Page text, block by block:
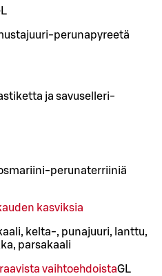
L
perunapyreetä
ja savuselleri-
perunaterriiniä
kasviksia
kelta-, punajuuri, lanttu,
parsakaali
vaihtoehdoistaGL